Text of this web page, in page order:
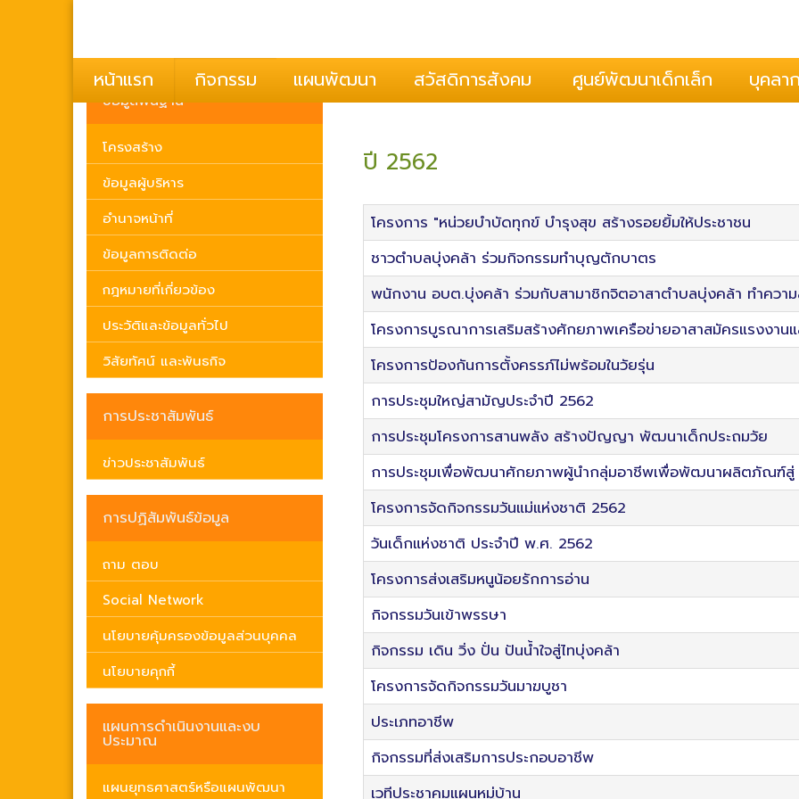
หน้าแรก กิจกรรม แผนพัฒนา สวัสดิการสังคม ศูนย์พัฒนาเด็กเล็ก บุคลา
ยินดีต้อนรับสู่องค์การบริหารตำบ
สำนักปลัด
กองคลัง
กองช่าง
กองสวัสดิการสังคม
กองการศึกษาฯ
2 ฝั่งโขง บุ่งคล้า
ปี 2562
โครงการ "หน่วยบำบัดทุกข์ บำรุงสุข สร้างรอยยิ้มให้ประชาชน
ชาวตำบลบุ่งคล้า​ ​​ร่วมกิจกรรมทำบุญตักบาตร​
พนักงาน อบต.บุ่งคล้า ร่วมกับสามาชิกจิตอาสาตำบลบุ่งคล้า ทำความ
โครงการบูรณาการเสริมสร้างศักยภาพเครือข่ายอาสาสมัครแรงงา
โครงการป้องกันการตั้งครรภ์ไม่พร้อมในวัยรุ่น
การประชุมใหญ่สามัญประจำปี 2562
การประชุมโครงการสานพลัง สร้างปัญญา พัฒนาเด็กประถมวัย
การประชุมเพื่อพัฒนาศักยภาพผู้นำกลุ่มอาชีพเพื่อพัฒนาผลิตภัณฑ์สู่
โครงการจัดกิจกรรมวันแม่แห่งชาติ 2562
วันเด็กแห่งชาติ ประจำปี พ.ศ. 2562
โครงการส่งเสริมหนูน้อยรักการอ่าน
กิจกรรมวันเข้าพรรษา
กิจกรรม เดิน วิ่ง ปั่น ปันน้ำใจสู่ไทบุ่งคล้า
โครงการจัดกิจกรรมวันมาฆบูชา
ประเภทอาชีพ
กิจกรรมที่ส่งเสริมการประกอบอาชีพ
เวทีประชาคมแผนหมู่บ้าน
ข้อมูลพื้นฐาน
โครงสร้าง
ข้อมูลผู้บริหาร
อำนาจหน้าที่
ข้อมูลการติดต่อ
กฎหมายที่เกี่ยวข้อง
ประวัติและข้อมูลทั่วไป
วิสัยทัศน์ และพันธกิจ
การประชาสัมพันธ์
ข่าวประชาสัมพันธ์
การปฏิสัมพันธ์ข้อมูล
ถาม ตอบ
Social Network
นโยบายคุ้มครองข้อมูลส่วนบุคคล
นโยบายคุกกี้
แผนการดำเนินงานและงบ
ประมาณ
แผนยุทธศาสตร์หรือแผนพัฒนา